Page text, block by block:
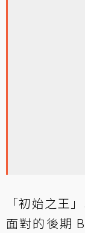
「初始之王
面對的後期